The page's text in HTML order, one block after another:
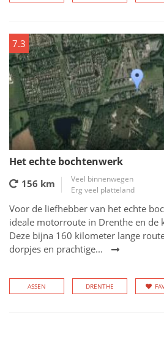
7.3
Het echte bochtenwerk
156 km
Veel binnenwegen
Erg veel platteland
Voor de liefhebber van het echte
ideale motorroute in Drenthe en de
Deze bijna 160 kilometer lange
dorpjes en prachtige...
ASSEN DRENTHE